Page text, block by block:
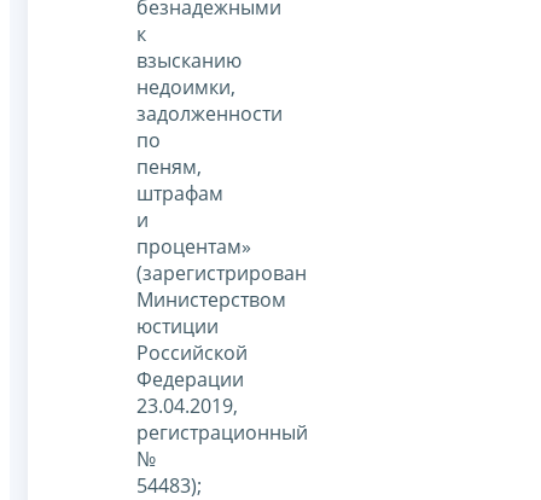
безнадежными
к
взысканию
недоимки,
задолженности
по
пеням,
штрафам
и
процентам»
(зарегистрирован
Министерством
юстиции
Российской
Федерации
23.04.2019,
регистрационный
№
54483);